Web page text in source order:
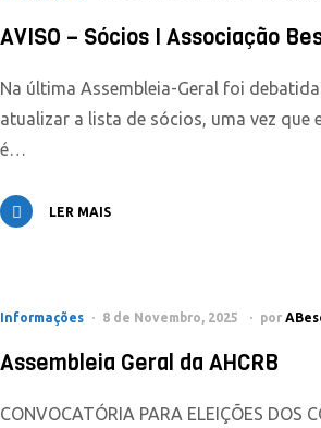
AVISO – Sócios I Associação
Na última Assembleia-Geral foi
atualizar a lista de sócios, uma vez que
é…
LER MAIS
Informações 8 de Novembro, 2025 por
Assembleia Geral da AHCRB
CONVOCATÓRIA PARA ELEIÇÕES DOS